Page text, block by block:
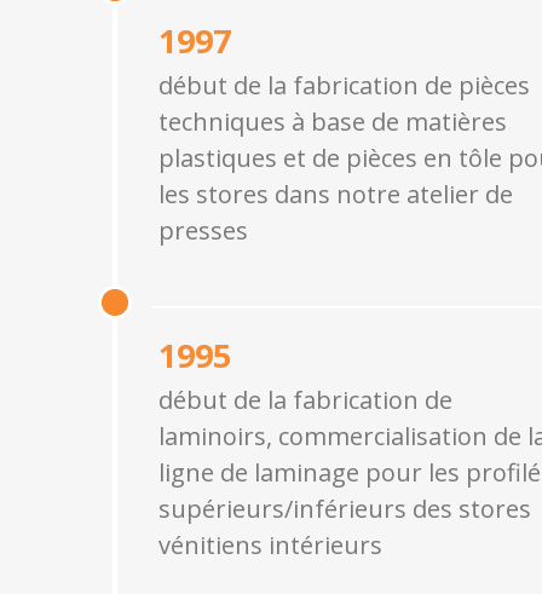
1997
début de la fabrication de pièces
techniques à base de matières
plastiques et de pièces en tôle
les stores dans notre atelier de
presses
1995
début de la fabrication de
laminoirs, commercialisation de
ligne de laminage pour les
supérieurs/inférieurs des stores
vénitiens intérieurs